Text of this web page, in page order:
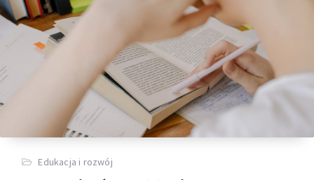
Edukacja i rozwój